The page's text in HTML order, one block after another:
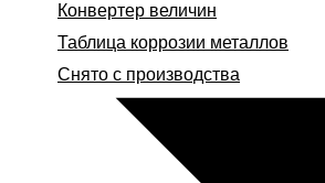
Конвертер величин
Таблица коррозии металлов
Снято с производства